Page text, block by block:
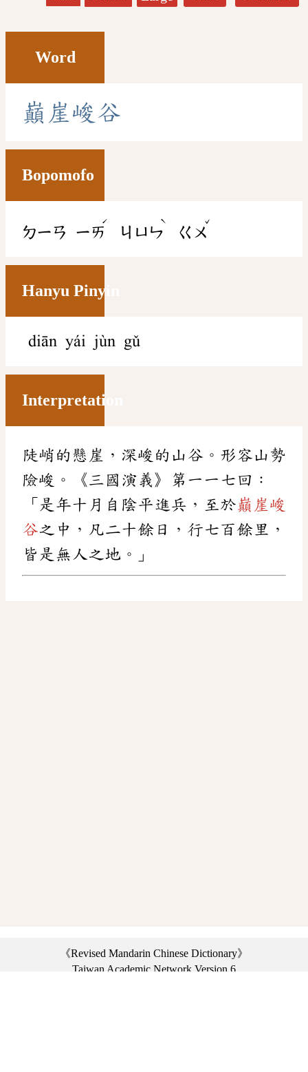
Word
巔 崖 峻 谷
Bopomofo
ㄉㄧㄢ ㄧㄞ
ˊ
ㄐㄩㄣ
ˋ
ㄍㄨ
ˇ
Hanyu Pinyin
diān yái jùn gǔ
Interpretation
陡峭的懸崖，深峻的山谷。形容山勢
險峻。《三國演義》第一一七回：
「是年十月自陰平進兵，至於巔崖峻
谷之中，凡二十餘日，行七百餘里，
皆是無人之地。」
《Revised Mandarin Chinese Dictionary》
Taiwan Academic Network Version 6